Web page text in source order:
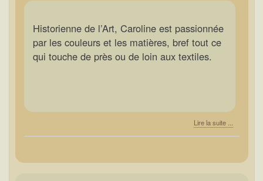
Historienne de l’Art, Caroline est passionnée
par les couleurs et les matières, bref tout ce
qui touche de près ou de loin aux textiles.
Lire la suite ...